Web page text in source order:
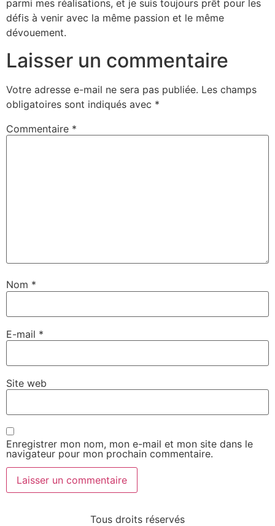
parmi mes réalisations, et je suis toujours prêt pour les
défis à venir avec la même passion et le même
dévouement.
Laisser un commentaire
Votre adresse e-mail ne sera pas publiée. Les champs
obligatoires sont indiqués avec *
Commentaire *
Nom *
E-mail *
Site web
Enregistrer mon nom, mon e-mail et mon site dans le
navigateur pour mon prochain commentaire.
Tous droits réservés